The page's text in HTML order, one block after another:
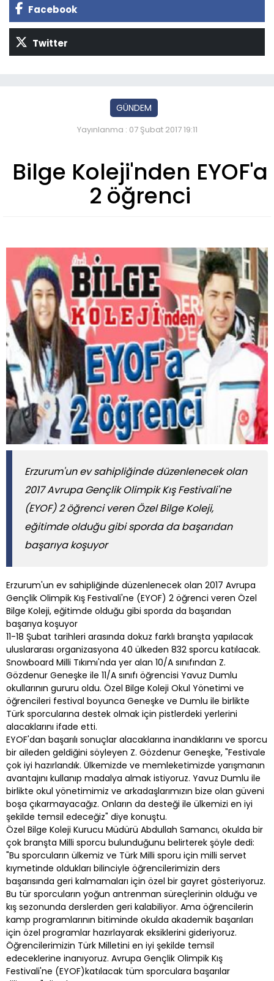
Facebook
Twitter
GÜNDEM
Yayınlanma : 07 Şubat 2017 19:11
Bilge Koleji'nden EYOF'a
2 öğrenci
Erzurum'un ev sahipliğinde düzenlenecek olan
2017 Avrupa Gençlik Olimpik Kış Festivali'ne
(EYOF) 2 öğrenci veren Özel Bilge Koleji,
eğitimde olduğu gibi sporda da başarıdan
başarıya koşuyor
Erzurum'un ev sahipliğinde düzenlenecek olan 2017 Avrupa
Gençlik Olimpik Kış Festivali'ne (EYOF) 2 öğrenci veren Özel
Bilge Koleji, eğitimde olduğu gibi sporda da başarıdan
başarıya koşuyor
11-18 Şubat tarihleri arasında dokuz farklı branşta yapılacak
uluslararası organizasyona 40 ülkeden 832 sporcu katılacak.
Snowboard Milli Tıkımı'nda yer alan 10/A sınıfından Z.
Gözdenur Geneşke ile 11/A sınıfı öğrencisi Yavuz Dumlu
okullarının gururu oldu. Özel Bilge Koleji Okul Yönetimi ve
öğrencileri festival boyunca Geneşke ve Dumlu ile birlikte
Türk sporcularına destek olmak için pistlerdeki yerlerini
alacaklarını ifade etti.
EYOF'dan başarılı sonuçlar alacaklarına inandıklarını ve sporcu
bir aileden geldiğini söyleyen Z. Gözdenur Geneşke, "Festivale
çok iyi hazırlandık. Ülkemizde ve memleketimizde yarışmanın
avantajını kullanıp madalya almak istiyoruz. Yavuz Dumlu ile
birlikte okul yönetimimiz ve arkadaşlarımızın bize olan güveni
boşa çıkarmayacağız. Onların da desteği ile ülkemizi en iyi
şekilde temsil edeceğiz" diye konuştu.
Özel Bilge Koleji Kurucu Müdürü Abdullah Samancı, okulda bir
çok branşta Milli sporcu bulunduğunu belirterek şöyle dedi:
"Bu sporcuların ülkemiz ve Türk Milli sporu için milli servet
kıymetinde oldukları bilinciyle öğrencilerimizin ders
başarısında geri kalmamaları için özel bir gayret gösteriyoruz.
Bu tür sporcuların yoğun antrenman süreçlerinin olduğu ve
kış sezonunda derslerden geri kalabiliyor. Ama öğrencilerin
kamp programlarının bitiminde okulda akademik başarıları
için özel programlar hazırlayarak eksiklerini gideriyoruz.
Öğrencilerimizin Türk Milletini en iyi şekilde temsil
edeceklerine inanıyoruz. Avrupa Gençlik Olimpik Kış
Festivali'ne (EYOF)katılacak tüm sporculara başarılar